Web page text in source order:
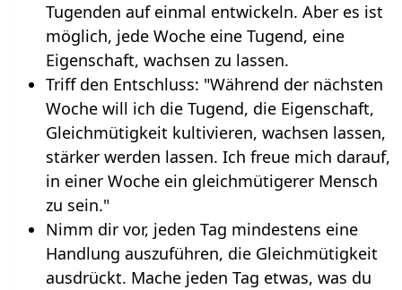
Tugenden auf einmal entwickeln. Aber es ist
möglich, jede Woche eine Tugend, eine
Eigenschaft, wachsen zu lassen.
Triff den Entschluss: "Während der nächsten
Woche will ich die Tugend, die Eigenschaft,
Gleichmütigkeit kultivieren, wachsen lassen,
stärker werden lassen. Ich freue mich darauf,
in einer Woche ein gleichmütigerer Mensch
zu sein."
Nimm dir vor, jeden Tag mindestens eine
Handlung auszuführen, die Gleichmütigkeit
ausdrückt. Mache jeden Tag etwas, was du